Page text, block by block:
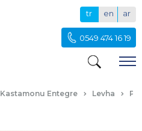
tr en ar
0549 474 16 19
Kastamonu Entegre Levha